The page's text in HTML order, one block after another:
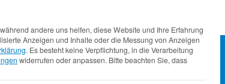
andere uns helfen, diese Website und Ihre Erfahrung
Anzeigen und Inhalte oder die Messung von Anzeigen
. Es besteht keine Verpflichtung, in die Verarbeitung
widerrufen oder anpassen. Bitte beachten Sie, dass